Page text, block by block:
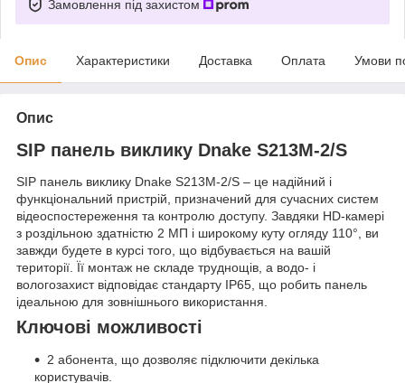
Замовлення під захистом
Опис Характеристики Доставка Оплата Умови
Опис
SIP панель виклику Dnake S213M-2/S
SIP панель виклику Dnake S213M-2/S – це надійний і
функціональний пристрій, призначений для сучасних систем
відеоспостереження та контролю доступу. Завдяки HD-камері
з роздільною здатністю 2 МП і широкому куту огляду 110°, ви
завжди будете в курсі того, що відбувається на вашій
території. Її монтаж не складе труднощів, а водо- і
вологозахист відповідає стандарту IP65, що робить панель
ідеальною для зовнішнього використання.
Ключові можливості
2 абонента, що дозволяє підключити декілька
користувачів.